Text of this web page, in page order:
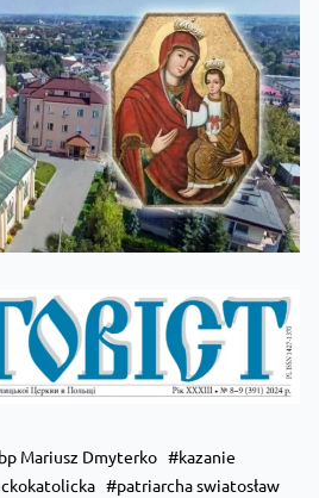
Zobacz na Facebooku · Udostępnij
bp Mariusz Dmyterko
kazanie
patriarcha swiatosław